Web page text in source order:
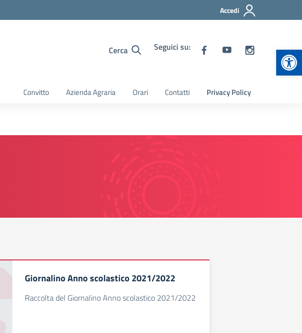
Accedi
Cerca Seguici su:
Convitto Azienda Agraria Orari Contatti Privacy Policy
Giornalino Anno scolastico 2021/2022
Raccolta del Giornalino Anno scolastico 2021/2022